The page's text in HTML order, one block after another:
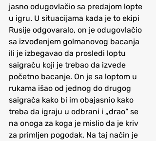
jasno odugovlačio sa predajom lopte
u igru. U situacijama kada je to ekipi
Rusije odgovaralo, on je odugovlačio
sa izvođenjem golmanovog bacanja
ili je izbegavao da prosledi loptu
saigraču koji je trebao da izvede
početno bacanje. On je sa loptom u
rukama išao od jednog do drugog
saigrača kako bi im obajasnio kako
treba da igraju u odbrani i „drao“ se
na onoga za koga je mislio da je kriv
za primljen pogodak. Na taj način je